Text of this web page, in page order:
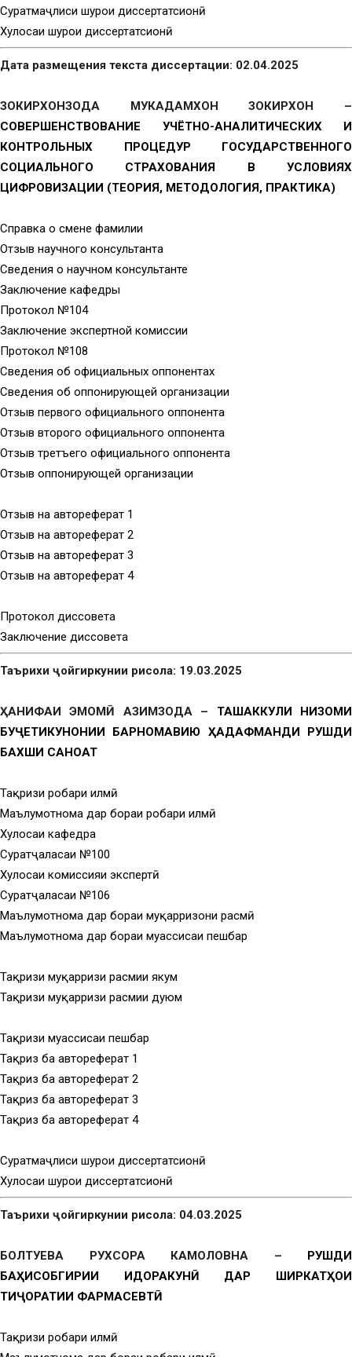
Суратмаҷлиси шурои диссертатсионӣ
Хулосаи шурои диссертатсионӣ
Дата размещения текста диссертации: 02.04.2025
ЗОКИРХОНЗОДА МУКАДАМХОН ЗОКИРХОН –
СОВЕРШЕНСТВОВАНИЕ УЧЁТНО-АНАЛИТИЧЕСКИХ И
КОНТРОЛЬНЫХ ПРОЦЕДУР ГОСУДАРСТВЕННОГО
СОЦИАЛЬНОГО СТРАХОВАНИЯ В УСЛОВИЯХ
ЦИФРОВИЗАЦИИ (ТЕОРИЯ, МЕТОДОЛОГИЯ, ПРАКТИКА)
Справка о смене фамилии
Отзыв научного консультанта
Сведения о научном консультанте
Заключение кафедры
Протокол №104
Заключение экспертной комиссии
Протокол №108
Сведения об официальных оппонентах
Сведения об оппонирующей организации
Отзыв первого официального оппонента
Отзыв второго официального оппонента
Отзыв третъего официального оппонента
Отзыв оппонирующей организации
Отзыв на автореферат 1
Отзыв на автореферат 2
Отзыв на автореферат 3
Отзыв на автореферат 4
Протокол диссовета
Заключение диссовета
Таърихи ҷойгиркунии рисола: 19.03.2025
ҲАНИФАИ ЭМОМӢ АЗИМЗОДА – ТАШАККУЛИ НИЗОМИ
БУҶЕТИКУНОНИИ БАРНОМАВИЮ ҲАДАФМАНДИ РУШДИ
БАХШИ САНОАТ
Тақризи роҳбари илмӣ
Маълумотнома дар бораи роҳбари илмӣ
Хулосаи кафедра
Суратҷаласаи №100
Хулосаи комиссияи экспертӣ
Суратҷаласаи №106
Маълумотнома дар бораи муқарризони расмӣ
Маълумотнома дар бораи муассисаи пешбар
Тақризи муқарризи расмии якум
Тақризи муқарризи расмии дуюм
Тақризи муассисаи пешбар
Тақриз ба автореферат 1
Тақриз ба автореферат 2
Тақриз ба автореферат 3
Тақриз ба автореферат 4
Суратмаҷлиси шурои диссертатсионӣ
Хулосаи шурои диссертатсионӣ
Таърихи ҷойгиркунии рисола: 04.03.2025
БОЛТУЕВА РУХСОРА КАМОЛОВНА – РУШДИ
БАҲИСОБГИРИИ ИДОРАКУНӢ ДАР ШИРКАТҲОИ
ТИҶОРАТИИ ФАРМАСЕВТӢ
Тақризи роҳбари илмӣ